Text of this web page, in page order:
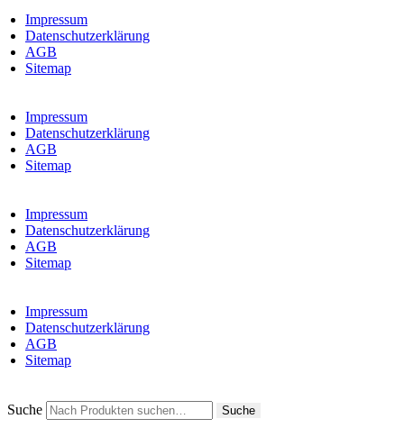
Impressum
Datenschutzerklärung
AGB
Sitemap
Impressum
Datenschutzerklärung
AGB
Sitemap
Impressum
Datenschutzerklärung
AGB
Sitemap
Impressum
Datenschutzerklärung
AGB
Sitemap
Suche Suche